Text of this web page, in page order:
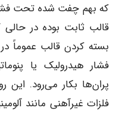
که بهم چفت شده تحت
قالب ثابت بوده در حالی
بسته کردن قالب عموماً
فشار هیدرولیک یا
پران‌ها بکار می‌رود.
فلزات غیرآهنی مانند